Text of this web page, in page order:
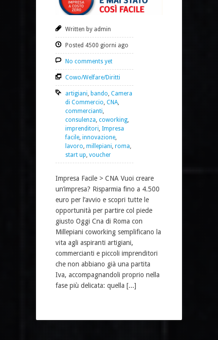
Written by admin
Posted 4500 giorni ago
No comments yet
Cowo/Welfare/Diritti
artigiani, bando, Camera
di Commercio, CNA,
commercianti,
consulenza, coworking,
imprenditori, Impresa
facile, innovazione,
lavoro, millepiani, roma,
start up, voucher
Impresa Facile > CNA Vuoi creare
un’impresa? Risparmia fino a 4.500
euro per l’avvio e scopri tutte le
opportunità per partire col piede
giusto Oggi Cna di Roma con
Millepiani coworking semplificano la
vita agli aspiranti artigiani,
commercianti e piccoli imprenditori
che non abbiano già una partita
Iva, accompagnandoli proprio nella
fase più delicata: quella [...]